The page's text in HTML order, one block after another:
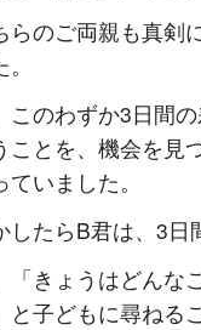
らのご両親も真
このわずか3日間
ことを、機会を見
ていました。
したらB君は、3日
「きょうはどんな
と子どもに尋ねる